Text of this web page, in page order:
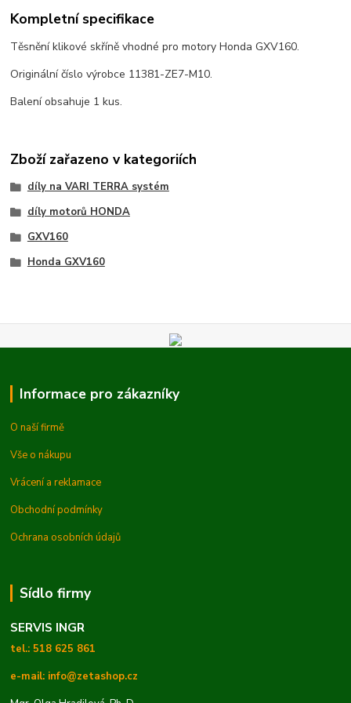
Kompletní specifikace
Těsnění klikové skříně vhodné pro motory Honda GXV160.
Originální číslo výrobce 11381-ZE7-M10.
Balení obsahuje 1 kus.
Zboží zařazeno v kategoriích
díly na VARI TERRA systém
díly motorů HONDA
GXV160
Honda GXV160
Informace pro zákazníky
O naší firmě
Vše o nákupu
Vrácení a reklamace
Obchodní podmínky
Ochrana osobních údajů
Sídlo firmy
SERVIS INGR
tel.: 518 625 861
e-mail: info@zetashop.cz